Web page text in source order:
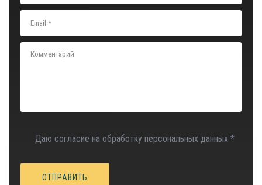
Даю согласие на обработку персональных данных *